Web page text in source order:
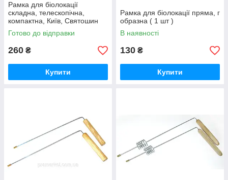
Рамка для біолокації
складна, телескопічна,
компактна, Київ, Святошин
Готово до відправки
260 ₴
Купити
Рамка для біолокації пряма, г
образна ( 1 шт )
В наявності
130 ₴
Купити